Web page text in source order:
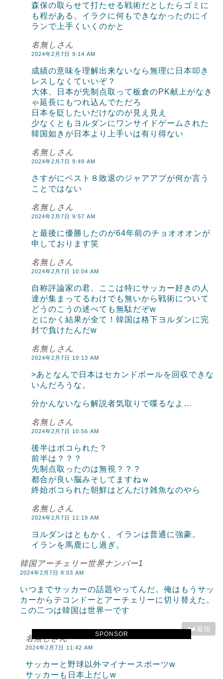
SPONSOR
森保の取らせて打たせる戦術だとしたらゴミに
も程がある。イラクに何もできなかったのにイ
ランで上手くいくのかと
名無しさん
2024年2月7日 9:14 AM
成績の意味を理解出来ないなら無理に日本叩き
レスしなくていいぞ？
大体、日本が先制点取って板倉のPK献上がなき
ゃ延長にもつれ込んでただろ
日本を貶したいだけなのが見え見え
少なくともヨルダンにワンサイドゲームされた
韓国如きが日本より上手いは有り得ない
名無しさん
2024年2月7日 9:49 AM
さすがにベスト８敗退のジャアアプが何か言う
ことではない
名無しさん
2024年2月7日 9:57 AM
と最後に優勝したのが64年前のチョオオオンが
申しております笑
名無しさん
2024年2月7日 10:04 AM
自称評論家の君、ここは特にサッカー好きの人
達が集まってるわけでも無いから戦術について
どうのこうの述べても無駄だぞw
とにかく結果が全て！韓国は格下ヨルダンに完
封で負けたんだw
名無しさん
2024年2月7日 10:13 AM
>あとなんで日本はセカンドボールを回収できな
いんだろうな。
分かんないなら解説者気取りで喋るなよ…
名無しさん
2024年2月7日 10:56 AM
後半はボコられた？
前半は？？？
先制点取ったのは無視？？？
都合が良い脳みそしてますねｗ
終始ボコられた朝鮮はどんだけ雑魚なのやら
名無しさん
2024年2月7日 11:19 AM
ヨルダンはともかく、イランは普通に強豪。
イランを馬鹿にし過ぎ。
韓国アーチェリー世界ナンバー1
2024年2月7日 8:03 AM
いつまでサッカーの話題やってんだ。俺はもうサッ
カーからテコンドーとアーチェリーに切り替えた。
この二つは韓国は世界一です
返信
名無しさん
2024年2月7日 11:42 AM
サッカーと野球以外マイナースポーツw
サッカーも日本上だしw